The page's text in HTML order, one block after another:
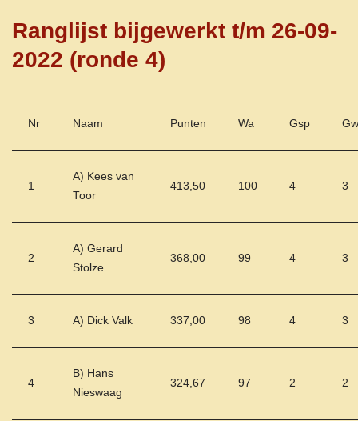
Ranglijst bijgewerkt t/m 26-09-
2022 (ronde 4)
Nr Naam Punten Wa Gsp Gw
1
A) Kees van
Toor
413,50 100 4 3
2
A) Gerard
Stolze
368,00 99 4 3
3 A) Dick Valk 337,00 98 4 3
4
B) Hans
Nieswaag
324,67 97 2 2